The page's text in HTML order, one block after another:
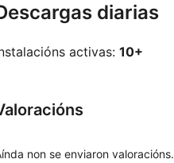
diarias
activas: 10+
non se enviaron valoracións.